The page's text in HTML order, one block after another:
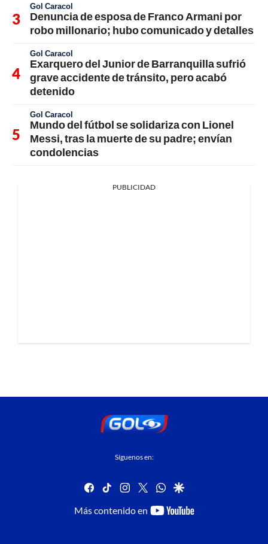
Gol Caracol
Denuncia de esposa de Franco Armani por
robo millonario; hubo comunicado y detalles
Gol Caracol
Exarquero del Junior de Barranquilla sufrió
grave accidente de tránsito, pero acabó
detenido
Gol Caracol
Mundo del fútbol se solidariza con Lionel
Messi, tras la muerte de su padre; envían
condolencias
PUBLICIDAD
Síguenos en:
facebook
tiktok instagram
twitterwhatsapp
google
Más contenido en
youtube-